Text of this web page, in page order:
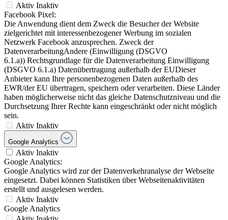
Aktiv Inaktiv
Facebook Pixel:
Die Anwendung dient dem Zweck die Besucher der Website
zielgerichtet mit interessenbezogener Werbung im sozialen
Netzwerk Facebook anzusprechen. Zweck der
DatenverarbeitungAndere (Einwilligung (DSGVO
6.1.a)) Rechtsgrundlage für die Datenverarbeitung Einwilligung
(DSGVO 6.1.a) Datenübertragung außerhalb der EUDieser
Anbieter kann Ihre personenbezogenen Daten außerhalb des
EWR/der EU übertragen, speichern oder verarbeiten. Diese Länder
haben möglicherweise nicht das gleiche Datenschutzniveau und die
Durchsetzung Ihrer Rechte kann eingeschränkt oder nicht möglich
sein.
Aktiv Inaktiv
Google Analytics
Aktiv Inaktiv
Google Analytics:
Google Analytics wird zur der Datenverkehranalyse der Webseite
eingesetzt. Dabei können Statistiken über Webseitenaktivitäten
erstellt und ausgelesen werden.
Aktiv Inaktiv
Google Analytics